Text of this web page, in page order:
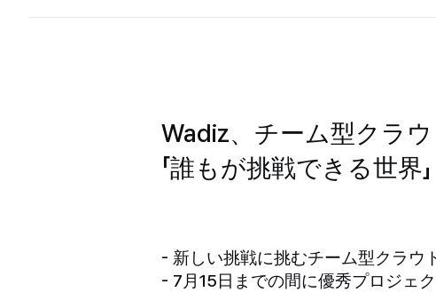
Wadiz、チーム型クラ
「誰もが挑戦できる世界」
- 新しい挑戦に挑むチーム型クラウ
- 7月15日までの間に優秀プロジェ